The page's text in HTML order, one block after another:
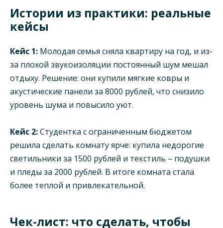
Истории из практики: реальные
кейсы
Кейс 1: Молодая семья сняла квартиру на год, и из-
за плохой звукоизоляции постоянный шум мешал
отдыху. Решение: они купили мягкие ковры и
акустические панели за 8000 рублей, что снизило
уровень шума и повысило уют.
Кейс 2:Студентка с ограниченным бюджетом
решила сделать комнату ярче: купила недорогие
светильники за 1500 рублей и текстиль – подушки
и пледы за 2000 рублей. В итоге комната стала
более теплой и привлекательной.
Чек-лист: что сделать, чтобы